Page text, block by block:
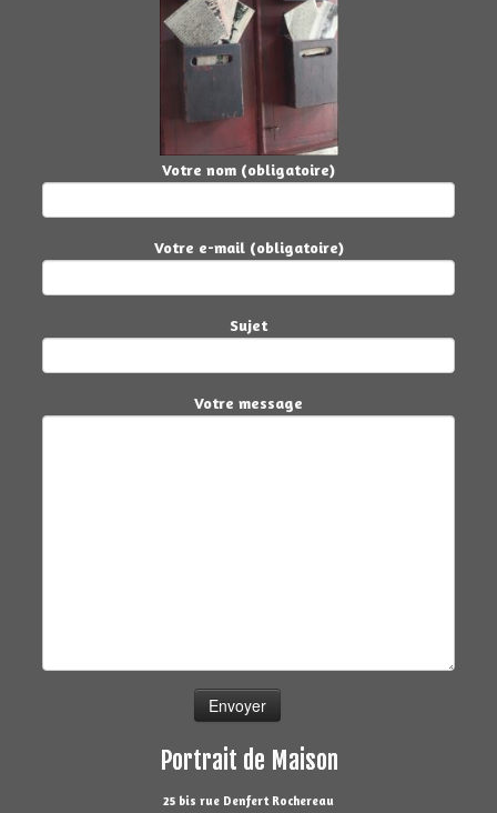
Votre nom (obligatoire)
Votre e-mail (obligatoire)
Sujet
Votre message
Portrait de Maison
25 bis rue Denfert Rochereau